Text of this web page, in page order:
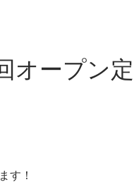
ープン
す！